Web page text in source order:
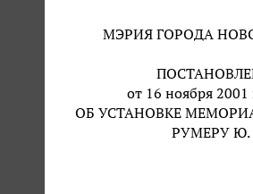
МЭРИЯ ГОРОДА
от 16 ноября 2001
ОБ УСТАНОВКЕ
РУМЕРУ Ю.